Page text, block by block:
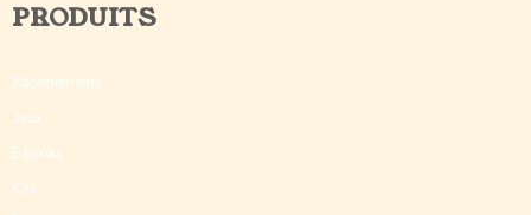
PRODUITS
Abonnements
Jeux
E-books
Kits